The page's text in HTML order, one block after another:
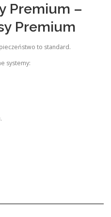
Premium –
Premium
to standard.
systemy: